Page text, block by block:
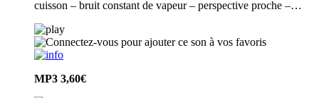
cuisson – bruit constant de vapeur – perspective proche –…
MP3 3,60€